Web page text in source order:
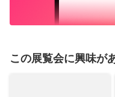
この展覧会に興味が